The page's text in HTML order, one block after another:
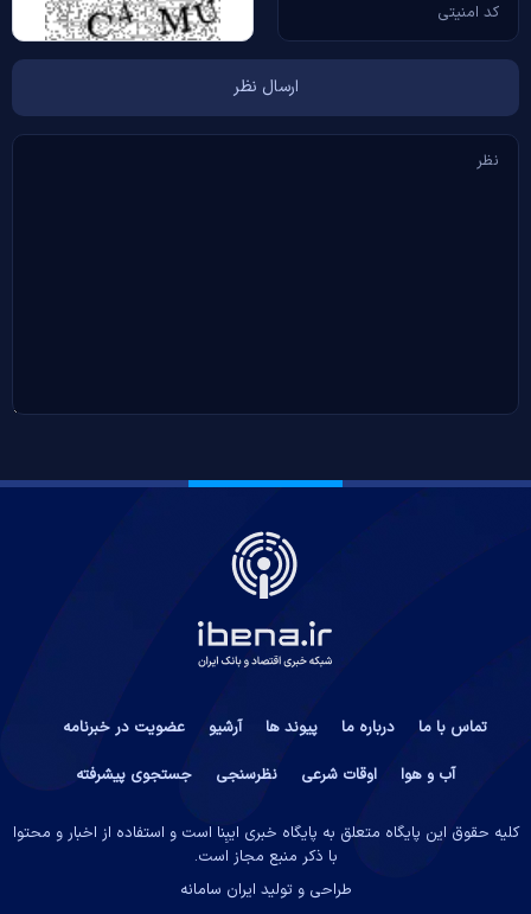
تماس با ما درباره ما پیوند ها آرشیو
عضویت در خبرنامه
آب و هوا
اوقات شرعی نظرسنجی جستجوی پیشرفته
کلیه حقوق این پایگاه متعلق به پایگاه خبری ایبِنا است و استفاده از اخبار و محتوا
با ذکر منبع مجاز است.
طراحی و تولید ایران سامانه